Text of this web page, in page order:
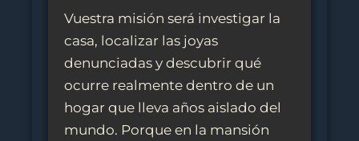
Vuestra misión será investigar la
casa, localizar las joyas
denunciadas y descubrir qué
ocurre realmente dentro de un
hogar que lleva años aislado del
mundo. Porque en la mansión